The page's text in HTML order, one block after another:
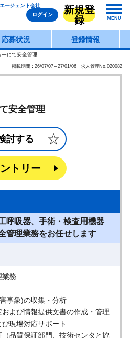
ージェント会社
ログイン
新規登
録
MENU
応募状況 登録情報
ーにて安全管理
掲載期間：26/07/07～27/01/06 求人管理No.020082
安全管理
討する
トリー
呼吸器、手術・検査用機器
管理業務をお任せします
業務
事象)の収集・分析
および情報提供文書の作成・管理
現場対応サポート
（品質保証部門、技術センタと協